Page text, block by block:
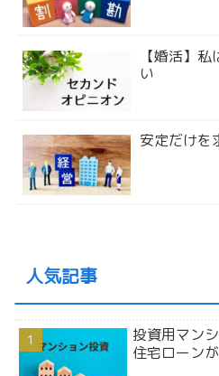
【婚活】
い
安定だけを
人気記事
投資用マン
住宅ローン